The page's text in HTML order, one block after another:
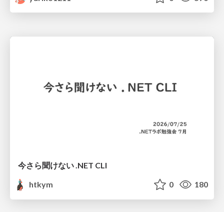
今さら聞けない .NET CLI
htkym
0 180